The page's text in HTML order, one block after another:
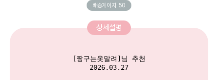
배송게이지 50
상세설명
[짱구는옷말려]님 추천
2026.03.27